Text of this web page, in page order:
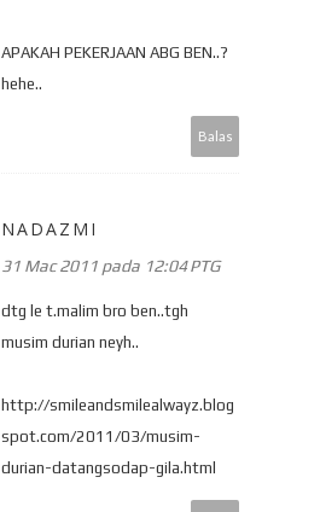
APAKAH PEKERJAAN ABG BEN..?
hehe..
Balas
NADAZMI
31 Mac 2011 pada 12:04 PTG
dtg le t.malim bro ben..tgh
musim durian neyh..
http://smileandsmilealwayz.blog
spot.com/2011/03/musim-
durian-datangsodap-gila.html